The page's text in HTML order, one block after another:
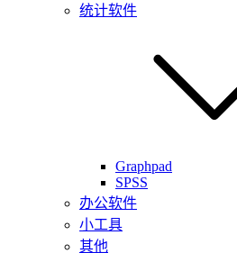
统计软件
Graphpad
SPSS
办公软件
小工具
其他